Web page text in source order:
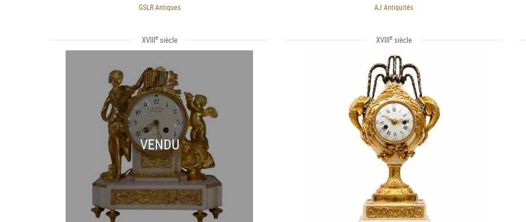
GSLR Antiques AJ Antiquités
XVIIIesiècle
VENDU
XVIIIesiècle